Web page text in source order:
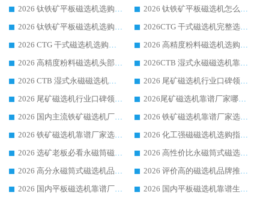
2026 钛铁矿平板磁选机选购全攻略 市场公认优质品牌厂家实力排行榜
2026 钛铁矿平板磁选机怎么选 靠谱生产企业实力排行榜选购参考攻略
2026 钛铁矿平板磁选机选购指南 行业口碑优选品牌生产企业实力排行榜
2026CTG 干式磁选机完整选购指南 行业口碑顶尖靠谱生产龙头厂家实力推荐
2026 CTG 干式磁选机选购指南|行业口碑靠谱生产厂家领域强者推荐
2026 高精度粉料磁选机选购全攻略 行业优质品牌华体会手机网页版-华体会(中国) 实力深度解析
2026 高精度粉料磁选机头部厂家选购指南 行业口碑靠谱品牌推荐 领域强者华体会手机网页版-华体会(中国) 解析
2026CTB 湿式永磁磁选机靠谱厂家实力排行榜 铁矿选矿设备采购全流程选购指南
2026 CTB 湿式永磁磁选机选购指南|行业口碑良好品牌推荐，领域强者华体会手机网页版-华体会(中国)
2026 尾矿磁选机行业口碑领域强者，源头直供国内主流厂家华体会手机网页版-华体会(中国) 一站式服务
2026 尾矿磁选机行业口碑领域强者，源头直供国内主流厂家华体会手机网页版-华体会(中国) 一站式服务
2026尾矿磁选机靠谱厂家哪家好 行业口碑领域强者华体会手机网页版-华体会(中国) 推荐
2026 国内主流铁矿磁选机厂家选购指南|行业口碑好品牌推荐，领域强者华体会手机网页版-华体会(中国)
2026 铁矿磁选机靠谱厂家选购全攻略 行业标杆华体会手机网页版-华体会(中国) 设备性价比出众
2026 铁矿磁选机靠谱厂家选购指南，领域强者华体会手机网页版-华体会(中国) 铁矿磁选机性价比高
2026 化工强磁磁选机选购指南 5 家行业口碑靠谱厂家领域强者推荐
2026 选矿老板必看永磁筒磁选机推荐 行业头部品牌口碑设备选购全攻略
2026 高性价比永磁筒式磁选机品牌盘点 行业强者口碑实测选购完整指南
2026 高分永磁筒式磁选机品牌推荐 选矿设备强者对比测评采购避坑全攻略
2026 评价高的磁选机品牌推荐选购指南，永磁筒式磁选机设备领域强者全景行业口碑解析
2026 国内平板磁选机靠谱厂家排名 行业实测口碑设备按需选购全指南
2026 国内平板磁选机靠谱生产厂家推荐排名|行业口碑选购指南，领域强者按需选设备